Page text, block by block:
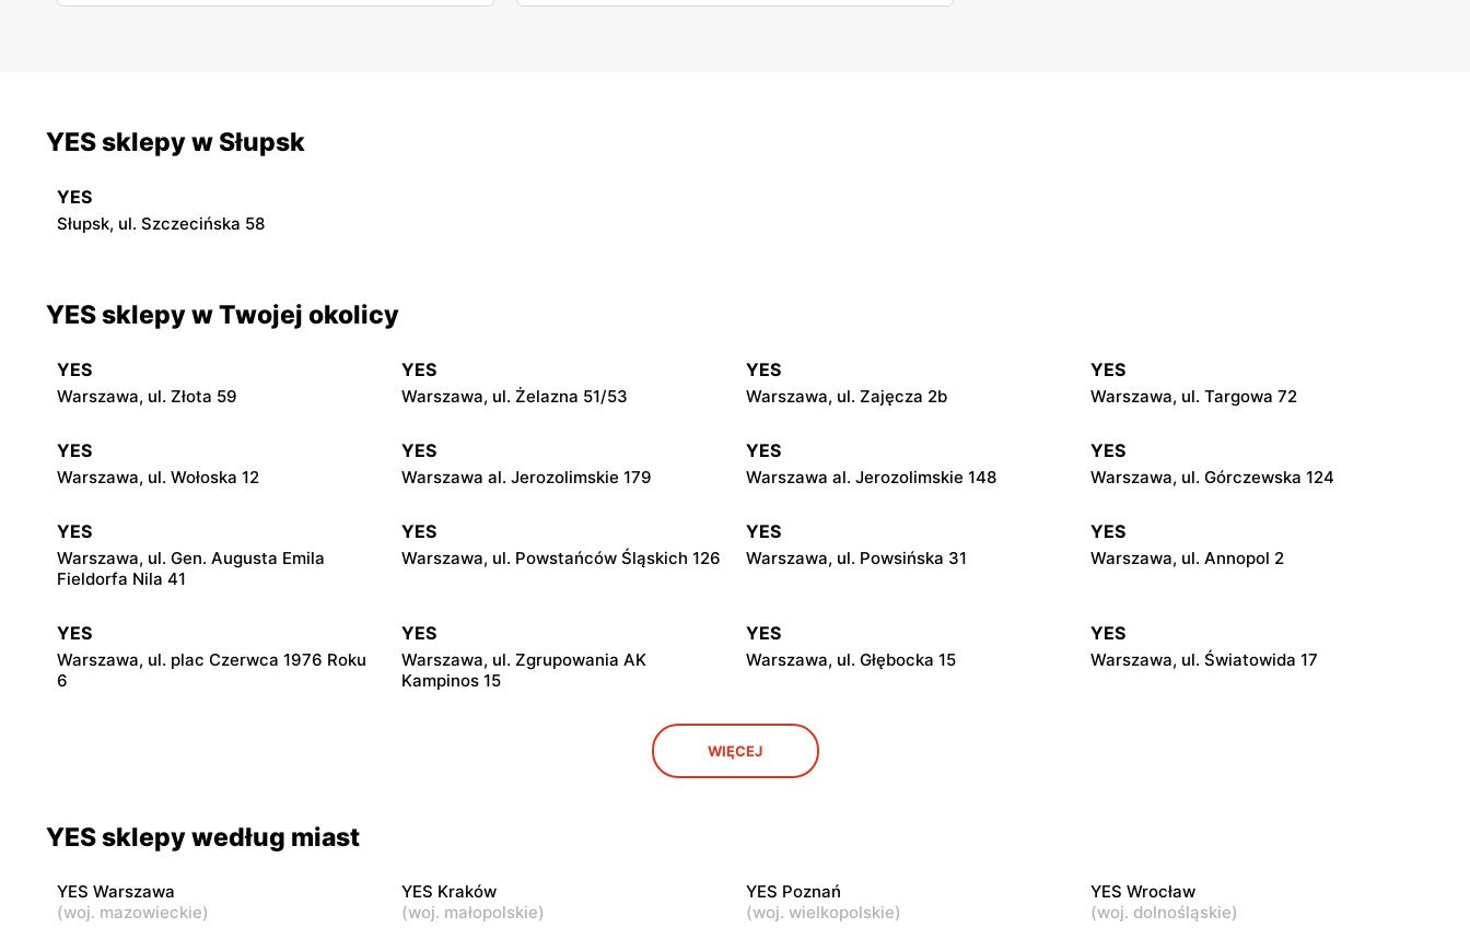
symbolikę i atrakcyjne promocje. Co ważne, marka
wyraziste formy. To co, gotowi na inspiracje?
YES sklepy w Słupsk
YES
Słupsk, ul. Szczecińska 58
YES sklepy w Twojej okolicy
YES
Warszawa, ul. Złota 59
YES
Warszawa, ul. Żelazna 51/53
YES
Warszawa, ul. Zajęcza 2b
YES
Warszawa, ul. Targowa 72
YES
Warszawa, ul. Wołoska 12
YES
Warszawa al. Jerozolimskie 179
YES
Warszawa al. Jerozolimskie 148
YES
Warszawa, ul. Górczewska 124
YES
Warszawa, ul. Gen. Augusta Emila
Fieldorfa Nila 41
YES
Warszawa, ul. Powstańców Śląskich 126
YES
Warszawa, ul. Powsińska 31
YES
Warszawa, ul. Annopol 2
YES
Warszawa, ul. plac Czerwca 1976 Roku
6
YES
Warszawa, ul. Zgrupowania AK
Kampinos 15
YES
Warszawa, ul. Głębocka 15
YES
Warszawa, ul. Światowida 17
Pruszków, ul. Henryka Sienkiewicza 19
Grodzisk Mazowiecki, ul. Henryka
YES YES YES YES
WIĘCEJ
YES sklepy według miast
YES Warszawa
(woj. mazowieckie)
YES Kraków
(woj. małopolskie)
YES Poznań
(woj. wielkopolskie)
YES Wrocław
(woj. dolnośląskie)